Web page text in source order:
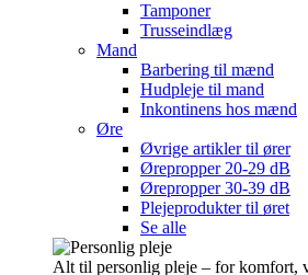
Tamponer
Trusseindlæg
Mand
Barbering til mænd
Hudpleje til mand
Inkontinens hos mænd
Øre
Øvrige artikler til ører
Ørepropper 20-29 dB
Ørepropper 30-39 dB
Plejeprodukter til øret
Se alle
Alt til personlig pleje – for komfort,